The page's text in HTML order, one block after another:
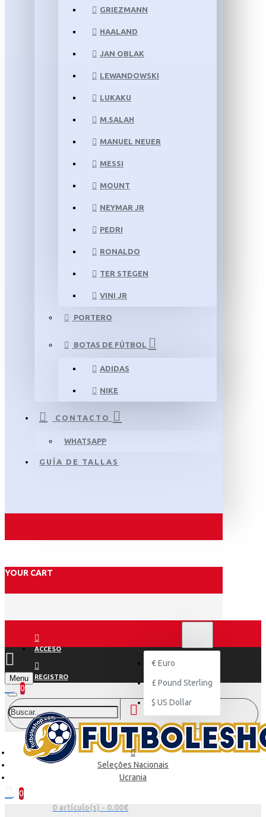
GRIEZMANN
HAALAND
JAN OBLAK
LEWANDOWSKI
LUKAKU
M.SALAH
MANUEL NEUER
MESSI
MOUNT
NEYMAR JR
PEDRI
RONALDO
TER STEGEN
VINI JR
PORTERO
BOTAS DE FÚTBOL
ADIDAS
NIKE
CONTACTO
WHATSAPP
GUÍA DE TALLAS
YOUR CART
ACCESO
REGISTRO
€ Euro
£ Pound Sterling
$ US Dollar
Menu
0
0
0 artículo(s) - 0.00€
Seleções Nacionais
Ucrania